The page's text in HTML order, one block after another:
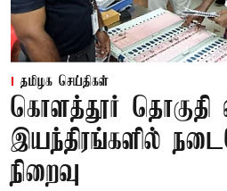
தமிழக செய்திகள்
கொளத்தூர் தொகுதி
இயந்திரங்களில்
நிறைவு